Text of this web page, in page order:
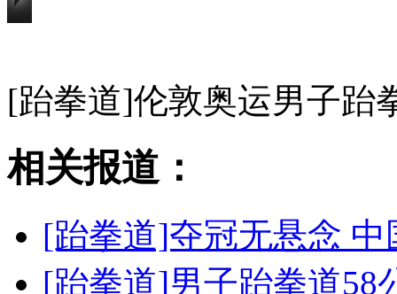
[跆拳道]伦敦奥运男子跆
相关报道：
[跆拳道]夺冠无悬念
[跆拳道]男子跆拳道58